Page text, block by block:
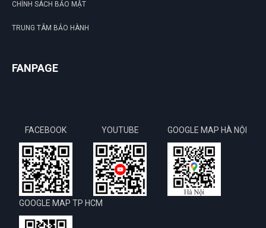
CHÍNH SÁCH BẢO MẬT
TRUNG TÂM BẢO HÀNH
FANPAGE
FACEBOOK YOUTUBE GOOGLE MAP HÀ NỘI
GOOGLE MAP TP HCM